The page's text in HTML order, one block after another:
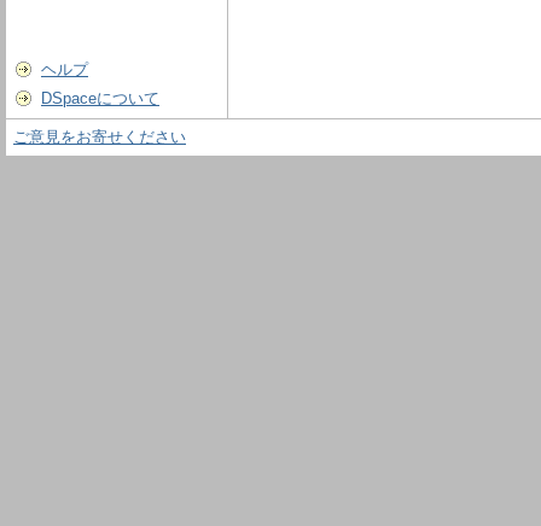
ヘルプ
DSpaceについて
ご意見をお寄せください